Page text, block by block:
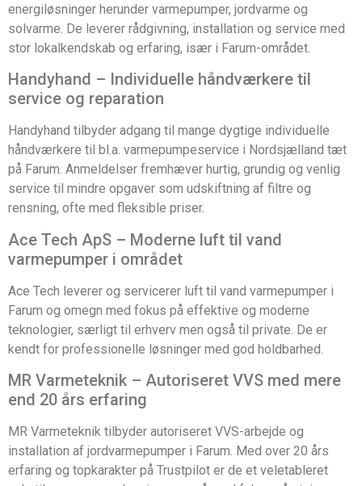
energiløsninger herunder varmepumper, jordvarme og
solvarme. De leverer rådgivning, installation og service med
stor lokalkendskab og erfaring, især i Farum-området.
Handyhand – Individuelle håndværkere til
service og reparation
Handyhand tilbyder adgang til mange dygtige individuelle
håndværkere til bl.a. varmepumpeservice i Nordsjælland tæt
på Farum. Anmeldelser fremhæver hurtig, grundig og venlig
service til mindre opgaver som udskiftning af filtre og
rensning, ofte med fleksible priser.
Ace Tech ApS – Moderne luft til vand
varmepumper i området
Ace Tech leverer og servicerer luft til vand varmepumper i
Farum og omegn med fokus på effektive og moderne
teknologier, særligt til erhverv men også til private. De er
kendt for professionelle løsninger med god holdbarhed.
MR Varmeteknik – Autoriseret VVS med mere
end 20 års erfaring
MR Varmeteknik tilbyder autoriseret VVS-arbejde og
installation af jordvarmepumper i Farum. Med over 20 års
erfaring og topkarakter på Trustpilot er de et veletableret